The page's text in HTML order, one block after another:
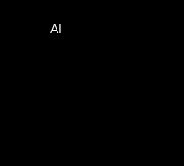
AI